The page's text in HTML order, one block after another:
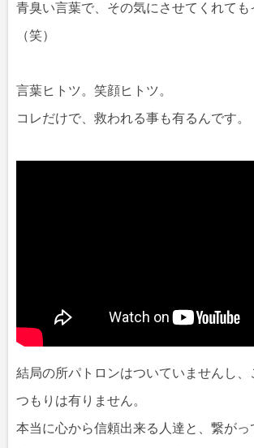
青臭い言葉で、その気にさせてくれても
（笑）
言葉ヒトツ。笑顔ヒトツ。
コレだけで、救われる事も有るんです。
結局の所パトロンはついていませんし、
つもりは有りません。
本当に心から信頼出来る人達と、繋がっ